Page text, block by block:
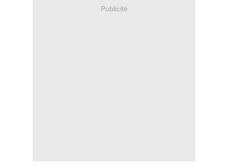
Publicité